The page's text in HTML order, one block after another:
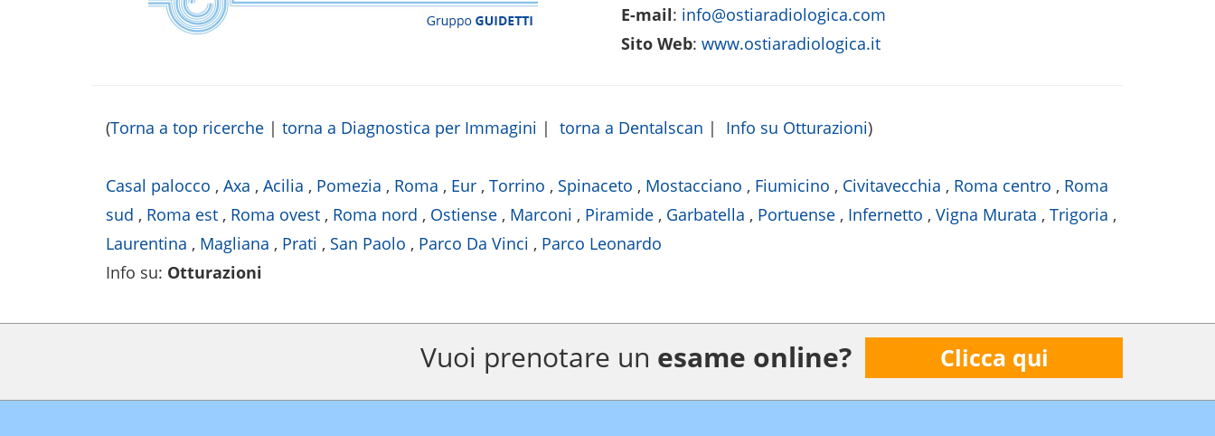
E-mail: info@ostiaradiologica.com
Sito Web: www.ostiaradiologica.it
(Torna a top ricerche | torna a Diagnostica per Immagini | torna a Dentalscan | Info su Otturazioni)
Casal palocco , Axa , Acilia , Pomezia , Roma , Eur , Torrino , Spinaceto , Mostacciano , Fiumicino , Civitavecchia , Roma centro , Roma
sud , Roma est , Roma ovest , Roma nord , Ostiense , Marconi , Piramide , Garbatella , Portuense , Infernetto , Vigna Murata , Trigoria ,
Laurentina , Magliana , Prati , San Paolo , Parco Da Vinci , Parco Leonardo
Info su: Otturazioni
Vuoi prenotare un esame online? Clicca qui